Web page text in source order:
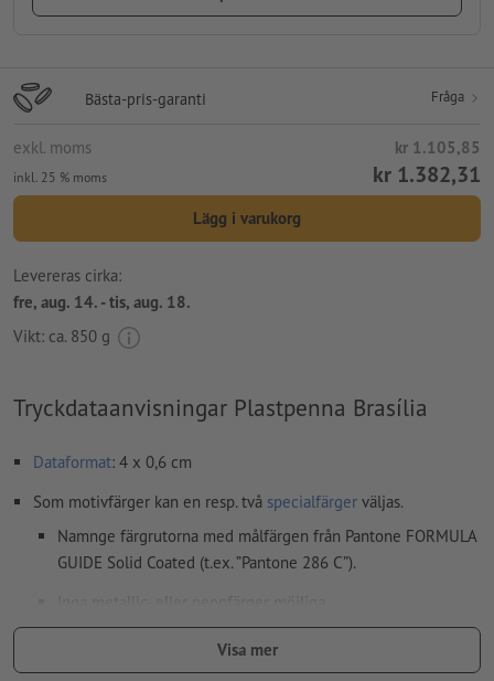
Bästa-pris-garanti Fråga
exkl. moms kr 1.105,85
inkl. 25 % moms kr 1.382,31
Lägg i varukorg
Levereras cirka:
fre, aug. 14. - tis, aug. 18.
Vikt: ca. 850 g
Tryckdataanvisningar Plastpenna Brasília
Dataformat: 4 x 0,6 cm
Som motivfärger kan en resp. två specialfärger väljas.
Namnge färgrutorna med målfärgen från Pantone FORMULA
GUIDE Solid Coated (t.ex. ”Pantone 286 C”).
Inga metallic- eller neonfärger möjliga.
Guld (Pantone 871 C) och silver (Pantone 877 C) är möjliga
som tryckfärger. Namnge därför den upplagda fulltonsfärgen
Visa mer